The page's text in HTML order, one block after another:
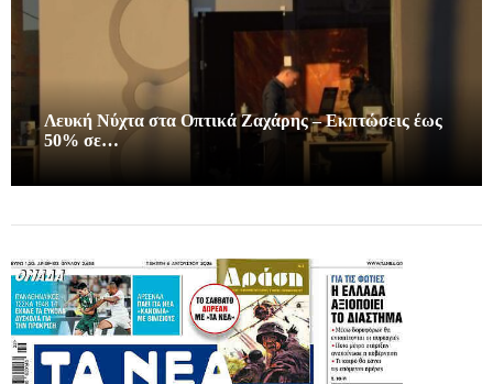
Λευκή Νύχτα στα Οπτικά Ζαχάρης – Εκπτώσεις έως
50% σε…